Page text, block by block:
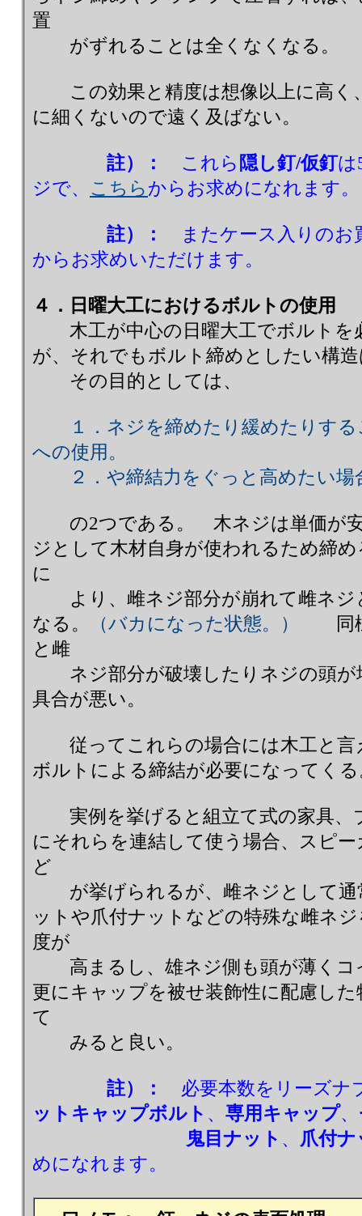
置
がずれることは全くなくなる。
この効果と精度は想像以上に高く
に細くないので遠く及ばない。
註）： これら 隠し釘/仮釘は
ジで、 こちら からお求めになれます。
註）：
またケース入りの
からお求めいただけます。
４．日曜大工におけるボルトの使用
木工が中心の日曜大工でボルトを
が、それでもボルト締めとしたい構
その目的としては、
１．ネジを締めたり緩めたりす
への使用。
２．や締結力をぐっと高めたい場
の2つである。 木ネジは単価が安
ジとして木材自身が使われるため締
に
より、雌ネジ部分が崩れて雌ネジ
なる。
（バカになった状態。）
同様
と雌
ネジ部分が破壊したりネジの頭が
具合が悪い。
従ってこれらの場合には木工と言
ボルトによる締結が必要になってくる
実例を挙げると組立て式の家具、
にそれらを連結して使う場合、スピ
ど
が挙げられるが、雌ネジとして通
ットや爪付ナットなどの特殊な雌ネ
度が
高まるし、雄ネジ側も頭が薄くコ
更にキャップを被せ装飾性に配慮し
て
みると良い。
註）： 必要本数をリーズナ
ットキャップボルト 、 専用キャップ、
鬼目ナット 、 爪付ナ
めになれます。